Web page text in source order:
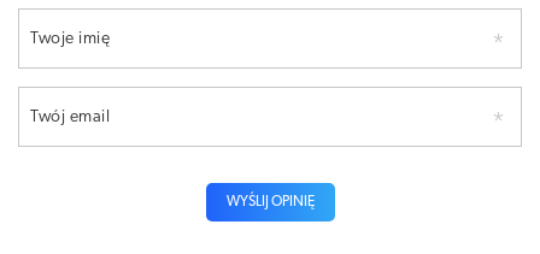
Twoje imię
Twój email
WYŚLIJ OPINIĘ